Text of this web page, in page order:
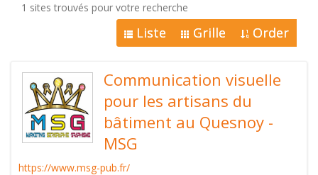
1 sites trouvés pour votre recherche
Liste Grille Order
Communication visuelle
pour les artisans du
bâtiment au Quesnoy -
MSG
https://www.msg-pub.fr/